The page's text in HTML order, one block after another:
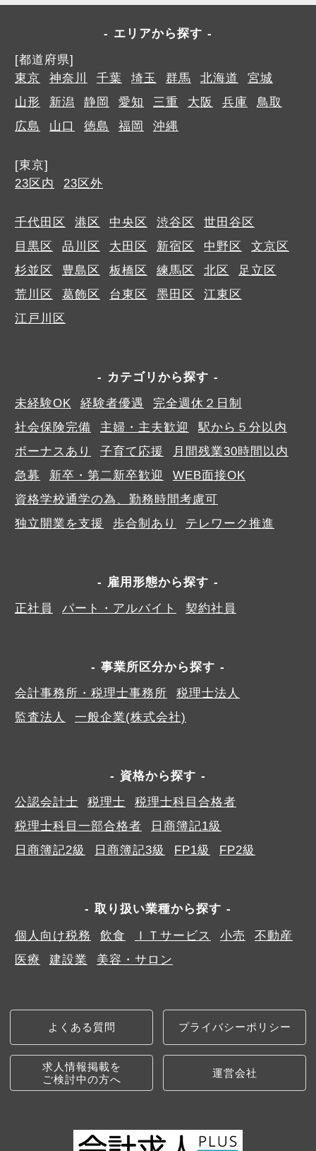
エリアから探す
[都道府県]
東京
神奈川 千葉 埼玉 群馬 北海道
宮城
山形
新潟 静岡 愛知 三重 大阪 兵庫
鳥取
広島
山口 徳島 福岡 沖縄
[東京]
23区内
23区外
千代田区 港区 中央区 渋谷区
世田谷区
目黒区
品川区 大田区 新宿区 中野区
文京区
杉並区
豊島区 板橋区 練馬区 北区
足立区
荒川区
葛飾区 台東区 墨田区
江東区
江戸川区
カテゴリから探す
未経験OK
経験者優遇
完全週休２日制
社会保険完備
主婦・主夫歓迎
駅から５分以内
ボーナスあり
子育て応援
月間残業30時間以内
急募
新卒・第二新卒歓迎
WEB面接OK
資格学校通学の為、勤務時間考慮可
独立開業を支援
歩合制あり テレワーク推進
雇用形態から探す
正社員
パート・アルバイト 契約社員
事業所区分から探す
会計事務所・税理士事務所
税理士法人
監査法人
一般企業(株式会社)
資格から探す
公認会計士
税理士
税理士科目合格者
税理士科目一部合格者
日商簿記1級
日商簿記2級
日商簿記3級 FP1級 FP2級
取り扱い業種から探す
個人向け税務
飲食 ＩＴサービス 小売
不動産
医療
建設業 美容・サロン
よくある質問 プライバシーポリシー
求人情報掲載を
ご検討中の方へ
運営会社